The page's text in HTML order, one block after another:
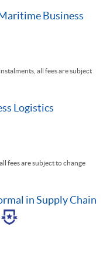
Business
all fees are subject
Logistics
fees are subject to change
in Supply Chain